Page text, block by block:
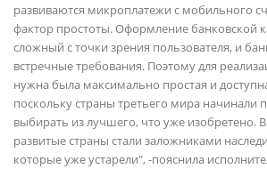
развиваются микроплатежи с мобильного
фактор простоты. Оформление банковской
сложный с точки зрения пользователя, и
встречные требования. Поэтому для
нужна была максимально простая и
поскольку страны третьего мира начинали
выбирать из лучшего, что уже изобретено.
развитые страны стали заложниками
которые уже устарели", -пояснила